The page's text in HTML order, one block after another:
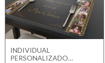
INDIVIDUAL
PERSONALIZADO